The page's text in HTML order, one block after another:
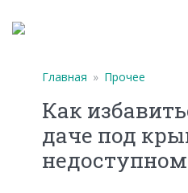
Главная » Прочее
Как
даче под